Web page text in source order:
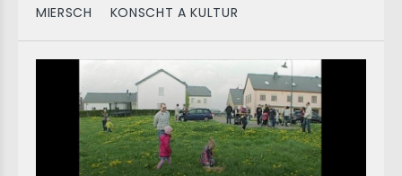
MIERSCH KONSCHT A KULTUR